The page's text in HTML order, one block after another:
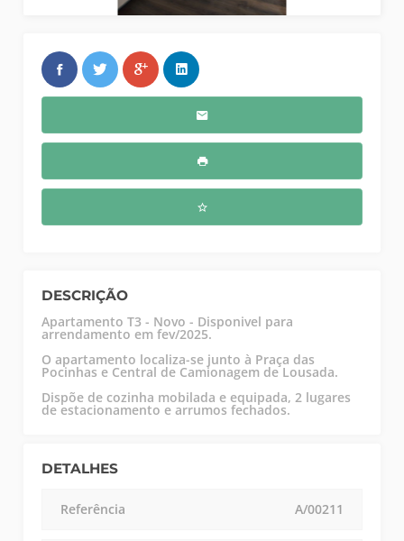
DESCRIÇÃO
Apartamento T3 - Novo - Disponivel para
arrendamento em fev/2025.
O apartamento localiza-se junto à Praça das
Pocinhas e Central de Camionagem de Lousada.
Dispõe de cozinha mobilada e equipada, 2 lugares
de estacionamento e arrumos fechados.
DETALHES
Referência A/00211